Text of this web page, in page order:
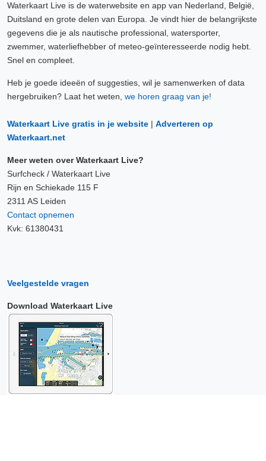
Waterkaart Live is de waterwebsite en app van Nederland, België,
Duitsland en grote delen van Europa. Je vindt hier de belangrijkste
gegevens die je als nautische professional, watersporter,
zwemmer, waterliefhebber of meteo-geïnteresseerde nodig hebt.
Snel en compleet.
Heb je goede ideeën of suggesties, wil je samenwerken of data
hergebruiken? Laat het weten, we horen graag van je!
Waterkaart Live gratis in je website | Adverteren op
Waterkaart.net
Meer weten over Waterkaart Live?
Surfcheck / Waterkaart Live
Rijn en Schiekade 115 F
2311 AS Leiden
Contact opnemen
Kvk: 61380431
Veelgestelde vragen
Download Waterkaart Live